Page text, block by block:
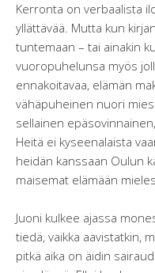
Kerronta on verbaalista
yllättävää. Mutta kun
tuntemaan – tai ainakin
vuoropuhelunsa myös
ennakoitavaa, elämän
vähäpuheinen nuori
sellainen
Heitä ei kyseenalaista
heidän kanssaan Oulun
maisemat elämään
Juoni kulkee ajassa
tiedä, vaikka aavistatkin,
pitkä aika on äidin